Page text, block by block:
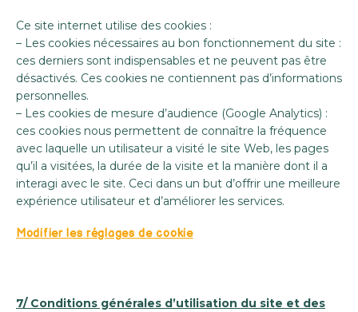
Ce site internet utilise des cookies :
– Les cookies nécessaires au bon fonctionnement du site :
ces derniers sont indispensables et ne peuvent pas être
désactivés. Ces cookies ne contiennent pas d’informations
personnelles.
– Les cookies de mesure d’audience (Google Analytics) :
ces cookies nous permettent de connaître la fréquence
avec laquelle un utilisateur a visité le site Web, les pages
qu’il a visitées, la durée de la visite et la manière dont il a
interagi avec le site. Ceci dans un but d’offrir une meilleure
expérience utilisateur et d’améliorer les services.
Modifier les réglages de cookie
7/ Conditions générales d’utilisation du site et des